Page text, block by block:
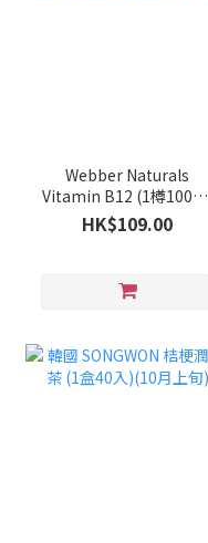
Webber Naturals
Vitamin B12 (1樽100粒)
(10月下旬)
HK$109.00